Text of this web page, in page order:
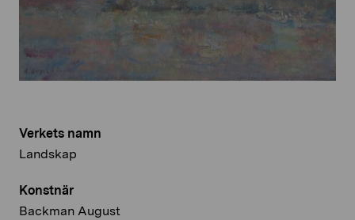
Verkets namn
Landskap
Konstnär
Backman August